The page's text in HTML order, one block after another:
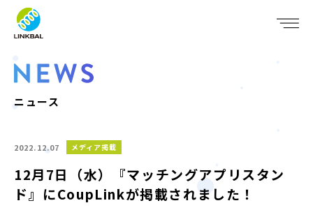
WHO WE ARE
SERVICE
IR
RECRUIT
JP
ニュース
2022.12.07 メディア掲載
12月7日（水）『マッチングアプリスタン
ド』にCoupLinkが掲載されました！